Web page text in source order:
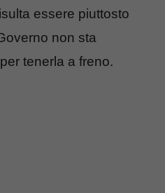
essere piuttosto
non sta
tenerla a freno.